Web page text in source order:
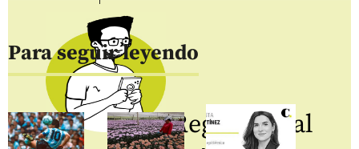
Para seguir leyendo
Regístrate al